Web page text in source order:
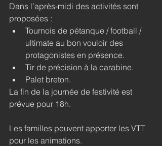
Dans l’après-midi des activités sont
proposées :
Tournois de pétanque / football /
ultimate au bon vouloir des
protagonistes en présence.
Tir de précision à la carabine.
Palet breton.
La fin de la journée de festivité est
prévue pour 18h.
Les familles peuvent apporter les VTT
pour les animations.